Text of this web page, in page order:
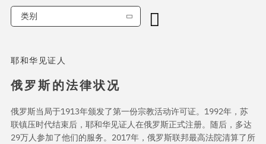
耶和华见证人
俄罗斯的法律状况
俄罗斯当局于1913年颁发了第一份宗教活动许可证。1992年，苏
联镇压时代结束后，耶和华见证人在俄罗斯正式注册。随后，多达
29万人参加了他们的服务。2017年，俄罗斯联邦最高法院清算了所
类别